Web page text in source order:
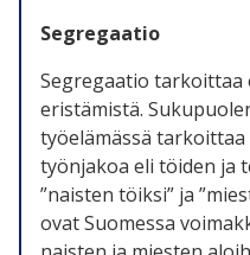
Segregaatio
Segregaatio tarkoittaa
eristämistä.
työelämässä
työnjakoa eli töiden ja
”naisten töiksi” ja
ovat Suomessa